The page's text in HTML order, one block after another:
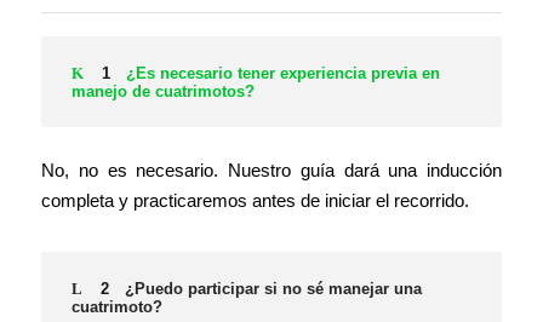
1
¿Es necesario tener experiencia previa en
manejo de cuatrimotos?
No, no es necesario. Nuestro guía dará una inducción
completa y practicaremos antes de iniciar el recorrido.
2
¿Puedo participar si no sé manejar una
cuatrimoto?